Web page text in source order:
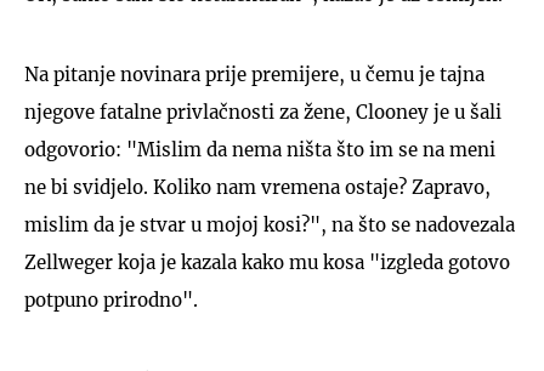
Na pitanje novinara prije premijere, u čemu je tajna
njegove fatalne privlačnosti za žene, Clooney je u šali
odgovorio: "Mislim da nema ništa što im se na meni
ne bi svidjelo. Koliko nam vremena ostaje? Zapravo,
mislim da je stvar u mojoj kosi?", na što se nadovezala
Zellweger koja je kazala kako mu kosa "izgleda gotovo
potpuno prirodno".